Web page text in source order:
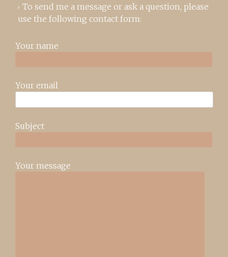
To send me a message or ask a question, please
use the following contact form:
Your name
Your email
Subject
Your message